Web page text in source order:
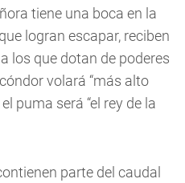
tiene una boca en la
logran escapar, reciben
los que dotan de poderes
volará “más alto
puma será “el rey de la
parte del caudal